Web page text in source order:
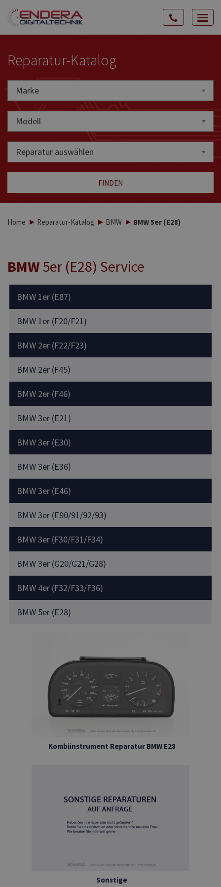
Reparatur-Katalog
MarkeMarke
Modell
Reparatur auswählen
FINDEN
Home Reparatur-Katalog BMW BMW 5er (E28)
BMW5er (E28) Service
BMW 1er (E87)
BMW 1er (F20/F21)
BMW 2er (F22/F23)
BMW 2er (F45)
BMW 2er (F46)
BMW 3er (E21)
BMW 3er (E30)
BMW 3er (E36)
BMW 3er (E46)
BMW 3er (E90/91/92/93)
BMW 3er (F30/F31/F34)
BMW 3er (G20/G21/G28)
BMW 4er (F32/F33/F36)
BMW 5er (E28)
Kombiinstrument Reparatur BMW E28
Sonstige